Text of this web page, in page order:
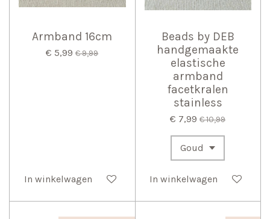
Armband 16cm
€ 5,99 € 9,99
In winkelwagen
Beads by DEB
handgemaakte
elastische
armband
facetkralen
stainless
€ 7,99 € 10,99
In winkelwagen